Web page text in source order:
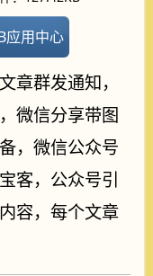
应用中心
章群发通知，
微信分享带图
，微信公众号
客，公众号引
容，每个文章